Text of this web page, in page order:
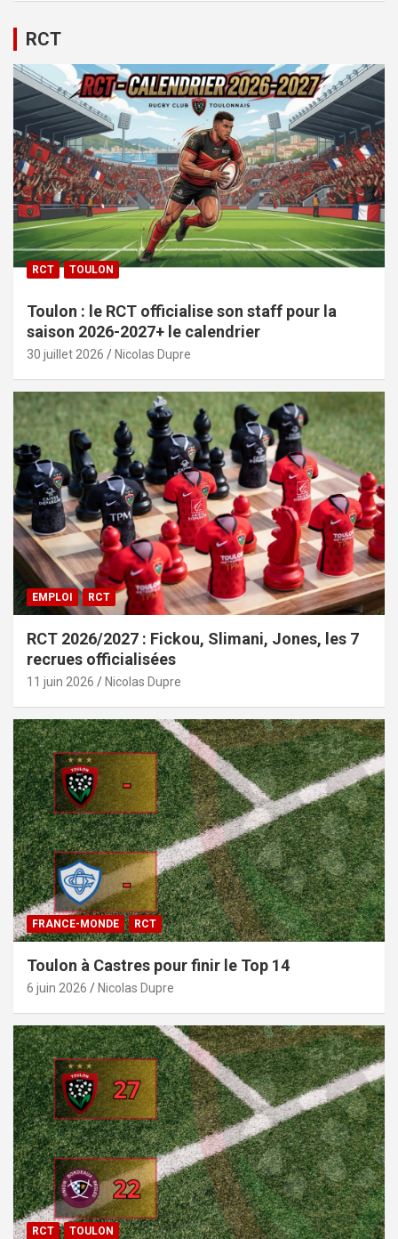
RCT
RCT TOULON
Toulon : le RCT officialise son staff pour la
saison 2026-2027+ le calendrier
30 juillet 2026 Nicolas Dupre
EMPLOI RCT
RCT 2026/2027 : Fickou, Slimani, Jones, les 7
recrues officialisées
11 juin 2026 Nicolas Dupre
FRANCE-MONDE RCT
Toulon à Castres pour finir le Top 14
6 juin 2026 Nicolas Dupre
RCT TOULON